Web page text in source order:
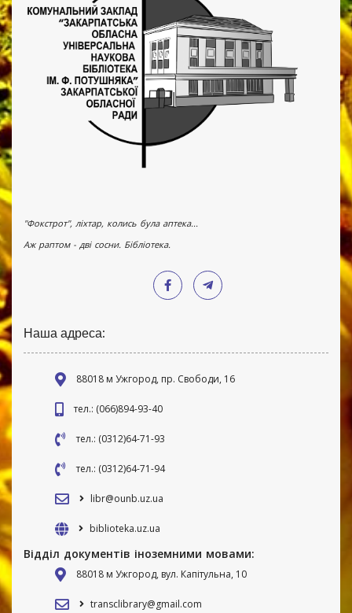
"Фокстрот", ліхтар, колись була аптека...
Аж раптом - дві сосни. Бібліотека.
Наша адреса:
88018 м Ужгород, пр. Свободи, 16
тел.: (066)894-93-40
тел.: (0312)64-71-93
тел.: (0312)64-71-94
libr@ounb.uz.ua
biblioteka.uz.ua
Відділ документів іноземними мовами:
88018 м Ужгород, вул. Капітульна, 10
transclibrary@gmail.com